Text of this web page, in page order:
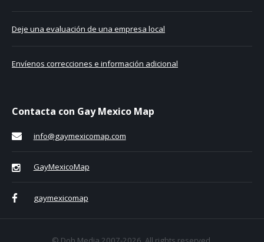
Deje una evaluación de una empresa local
Envíenos correcciones e información adicional
Contacta con Gay Mexico Map
info@gaymexicomap.com
GayMexicoMap
gaymexicomap